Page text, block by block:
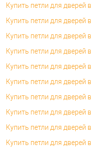
Купить петли для дверей
Купить петли для дверей
Купить петли для
Купить петли для дверей
Купить петли для
Купить петли для дверей
Купить петли для
Купить петли для дверей
Купить петли для дверей
Купить петли для дверей